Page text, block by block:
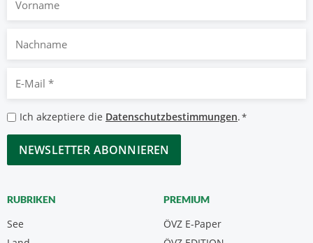
Nachname
Mail
*
Datenschutzbestimmungen
*
Ich akzeptiere die Datenschutzbestimmungen.*
CAPTCHA
RUBRIKEN
See
PREMIUM
ÖVZ E-Paper